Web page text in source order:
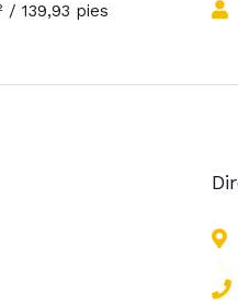
/ 139,93 pies